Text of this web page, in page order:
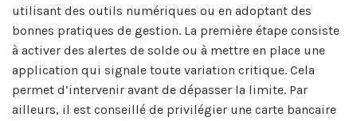
utilisant des outils numériques ou en adoptant des
bonnes pratiques de gestion. La première étape consiste
à activer des alertes de solde ou à mettre en place une
application qui signale toute variation critique. Cela
permet d’intervenir avant de dépasser la limite. Par
ailleurs, il est conseillé de privilégier une carte bancaire